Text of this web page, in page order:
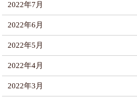
2022年7月
2022年6月
2022年5月
2022年4月
2022年3月